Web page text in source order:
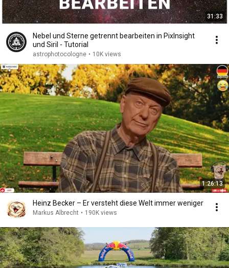
31:33
Nebel und Sterne getrennt bearbeiten in PixInsight
und Siril - Tutorial
astrophotocologne • 10K views
1:26:13
Heinz Becker – Er versteht diese Welt immer weniger
Markus Albrecht • 190K views